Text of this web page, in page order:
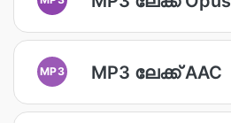
MP3 MP3 ലേക്ക് AAC